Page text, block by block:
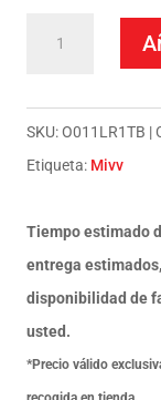
On
SR-
black
titanium
Kymco
AK550
2021-
24
SKU:O011LR1TB
Etiqueta: Mivv
Tiempo estimado
entrega
disponibilidad de
usted.
*Precio válido